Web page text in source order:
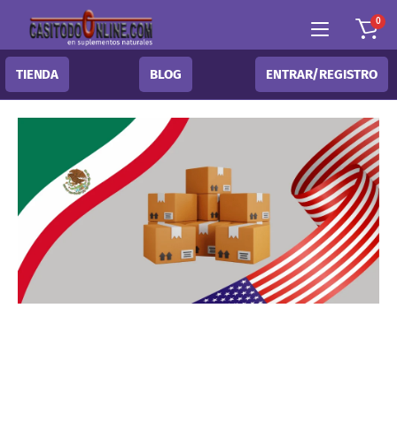
0
TIENDA BLOG ENTRAR/REGISTRO